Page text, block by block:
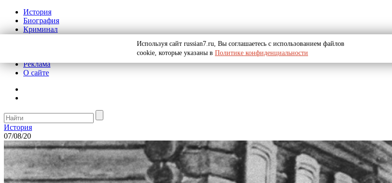
История
Биография
Криминал
Реклама
О сайте
История
07/08/20
Используя сайт russian7.ru, Вы соглашаетесь с использованием файлов
cookie, которые указаны в Политике конфиденциальности